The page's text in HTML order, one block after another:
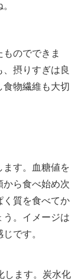
のでできま
摂りすぎは良
食物繊維も大切
ます。血糖値を
から食べ始め次
質を食べてか
う。イメージは
です。
します。炭水化